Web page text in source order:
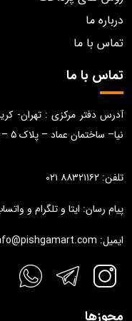
درباره ما
تماس با ما
تماس با ما
آدرس دفتر مرکزی : تهران-
نیا– ساختمان عماد – پلاک ۵ – واحد ۱
تلفن: ۸۸۳۲۱۱۶۲ ۰۲۱
پیام رسان: ایتا و تلگرام و واتساپ
ایمیل: info@pishgamart.com
مجوزها